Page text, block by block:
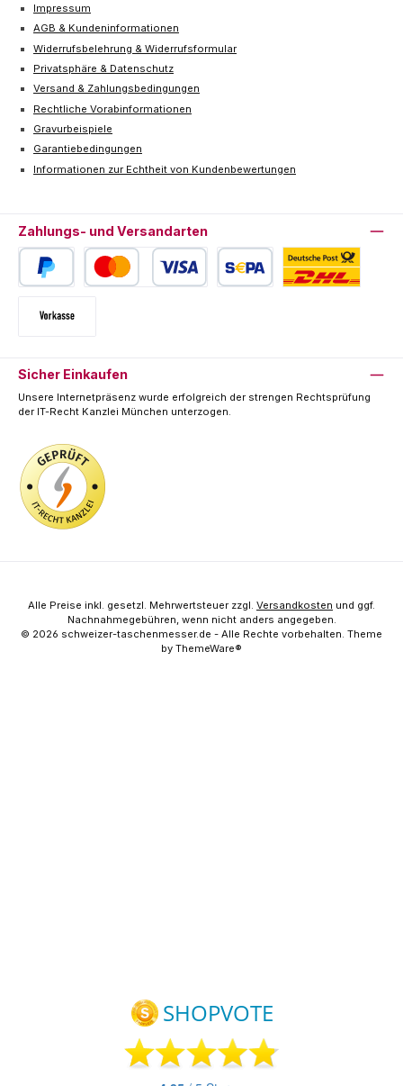
Impressum
AGB & Kundeninformationen
Widerrufsbelehrung & Widerrufsformular
Privatsphäre & Datenschutz
Versand & Zahlungsbedingungen
Rechtliche Vorabinformationen
Gravurbeispiele
Garantiebedingungen
Informationen zur Echtheit von Kundenbewertungen
Zahlungs- und Versandarten
Sicher Einkaufen
Unsere Internetpräsenz wurde erfolgreich der strengen Rechtsprüfung
der IT-Recht Kanzlei München unterzogen.
Alle Preise inkl. gesetzl. Mehrwertsteuer zzgl. Versandkosten und ggf.
Nachnahmegebühren, wenn nicht anders angegeben.
© 2026 schweizer-taschenmesser.de - Alle Rechte vorbehalten. Theme
by ThemeWare®